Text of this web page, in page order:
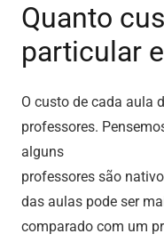
Quanto
particular
O custo de cada aula
professores.
alguns
professores são
das aulas pode ser
comparado com um